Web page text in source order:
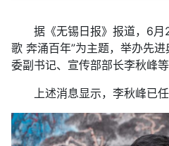
据《无锡日报》报道，6月
歌 奔涌百年”为主题，举办先
委副书记、宣传部部长李秋峰等
上述消息显示，李秋峰已任